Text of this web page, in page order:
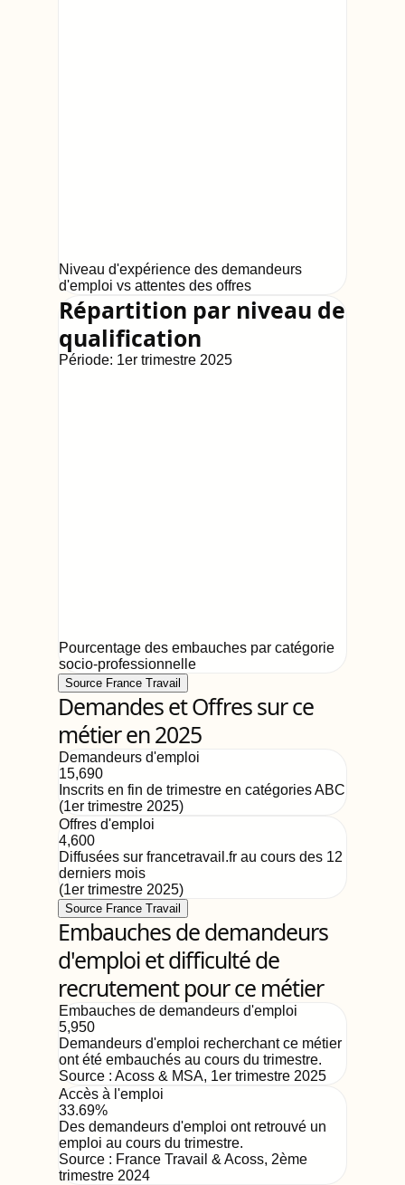
Niveau d'expérience des demandeurs
d'emploi vs attentes des offres
Répartition par niveau de
qualification
Période: 1er trimestre 2025
Pourcentage des embauches par catégorie
socio-professionnelle
Source France Travail
Demandes et Offres sur ce
métier en 2025
Demandeurs d'emploi
15,690
Inscrits en fin de trimestre en catégories ABC
(1er trimestre 2025)
Offres d'emploi
4,600
Diffusées sur francetravail.fr au cours des 12
derniers mois
(1er trimestre 2025)
Source France Travail
Embauches de demandeurs
d'emploi et difficulté de
recrutement pour ce métier
Embauches de demandeurs d'emploi
5,950
Demandeurs d'emploi recherchant ce métier
ont été embauchés au cours du trimestre.
Source : Acoss & MSA, 1er trimestre 2025
Accès à l'emploi
33.69%
Des demandeurs d'emploi ont retrouvé un
emploi au cours du trimestre.
Source : France Travail & Acoss, 2ème
trimestre 2024